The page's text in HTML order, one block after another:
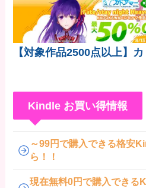
【対象作品2500点以上】
Kindle お買い得情報
～99円で購入できる格安
ら！！
現在無料0円で購入できる